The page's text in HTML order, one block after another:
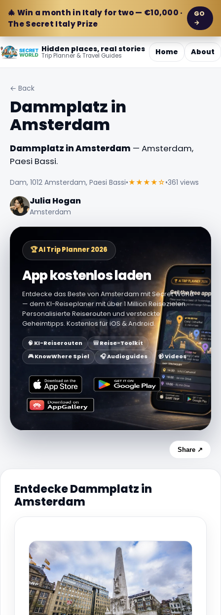
🎄 Win a month in Italy for two — €10,000 ·
The Secret Italy Prize
GO
→
Hidden places, real stories
Trip Planner & Travel Guides Home About
← Back
Dammplatz in
Amsterdam
Dammplatz in Amsterdam — Amsterdam,
Paesi Bassi.
Dam, 1012 Amsterdam, Paesi Bassi•★★★★☆•361 views
Julia Hogan
Amsterdam
🏆 AI Trip Planner 2026
App kostenlos laden
Entdecke das Beste von Amsterdam mit Secret World
— dem KI-Reiseplaner mit über 1 Million Reisezielen.
Personalisierte Reiserouten und versteckte
Geheimtipps. Kostenlos für iOS & Android.
🧠 KI-Reiserouten
🎒 Reise-Toolkit
🎮 KnowWhere Spiel
🎧 Audioguides 📹 Videos
Share ↗
Entdecke Dammplatz in
Amsterdam